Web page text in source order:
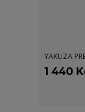
YAKUZA
1 440